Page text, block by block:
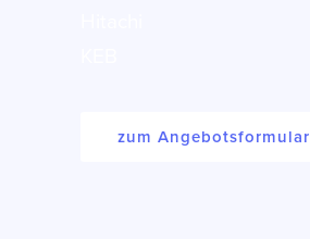
zum Angebotsformular